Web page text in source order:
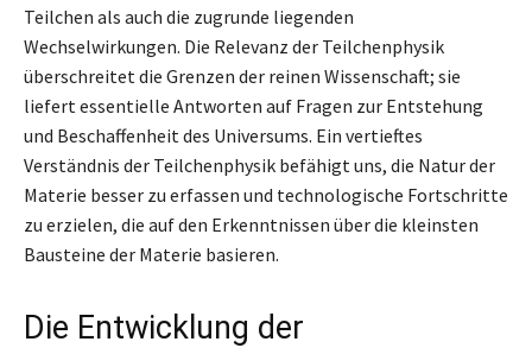
Teilchen als auch die zugrunde liegenden
Wechselwirkungen. Die Relevanz der Teilchenphysik
überschreitet die Grenzen der reinen Wissenschaft; sie
liefert essentielle Antworten auf Fragen zur Entstehung
und Beschaffenheit des Universums. Ein vertieftes
Verständnis der Teilchenphysik befähigt uns, die Natur der
Materie besser zu erfassen und technologische Fortschritte
zu erzielen, die auf den Erkenntnissen über die kleinsten
Bausteine der Materie basieren.
Die Entwicklung der